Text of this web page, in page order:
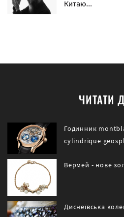
Китаю...
ЧИТАТИ
Годинник
cylindrique
Вермей - нове
Диснеївська